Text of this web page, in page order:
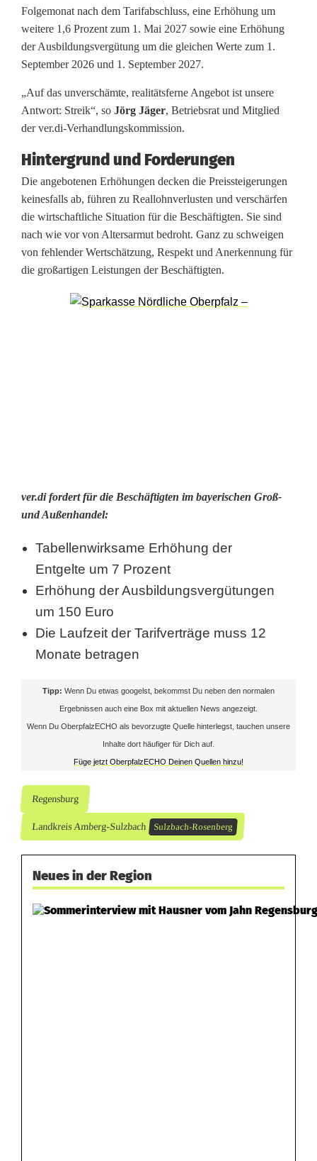
i
n
S
u
l
z
b
a
c
h
r
Folgemonat nach dem Tarifabschluss, eine Erhöhung um
weitere 1,6 Prozent zum 1. Mai 2027 sowie eine Erhöhung
der Ausbildungsvergütung um die gleichen Werte zum 1.
September 2026 und 1. September 2027.
„Auf das unverschämte, realitätsferne Angebot ist unsere
Antwort: Streik“, so Jörg Jäger, Betriebsrat und Mitglied
der ver.di-Verhandlungskommission.
Hintergrund und Forderungen
Die angebotenen Erhöhungen decken die Preissteigerungen
keinesfalls ab, führen zu Reallohnverlusten und verschärfen
die wirtschaftliche Situation für die Beschäftigten. Sie sind
nach wie vor von Altersarmut bedroht. Ganz zu schweigen
von fehlender Wertschätzung, Respekt und Anerkennung für
die großartigen Leistungen der Beschäftigten.
ver.di fordert für die Beschäftigten im bayerischen Groß-
und Außenhandel:
Tabellenwirksame Erhöhung der
Entgelte um 7 Prozent
Erhöhung der Ausbildungsvergütungen
um 150 Euro
Die Laufzeit der Tarifverträge muss 12
Monate betragen
Tipp: Wenn Du etwas googelst, bekommst Du neben den normalen
Ergebnissen auch eine Box mit aktuellen News angezeigt.
Wenn Du OberpfalzECHO als bevorzugte Quelle hinterlegst, tauchen unsere
Inhalte dort häufiger für Dich auf.
Füge jetzt OberpfalzECHO Deinen Quellen hinzu!
Regensburg
Landkreis Amberg-Sulzbach Sulzbach-Rosenberg
Neues in der Region